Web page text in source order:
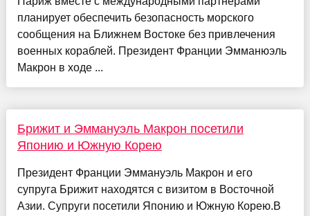
планирует обеспечить безопасность морского
сообщения на Ближнем Востоке без привлечения
военных кораблей. Президент Франции Эмманюэль
Макрон в ходе ...
Брижит и Эммануэль Макрон посетили
Японию и Южную Корею
Президент Франции Эммануэль Макрон и его
супруга Брижит находятся с визитом в Восточной
Азии. Супруги посетили Японию и Южную Корею.В